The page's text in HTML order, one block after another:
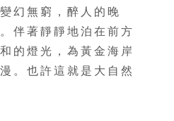
幻無窮，醉人的晚
伴著靜靜地泊在前方
的燈光，為黃金海岸
。也許這就是大自然